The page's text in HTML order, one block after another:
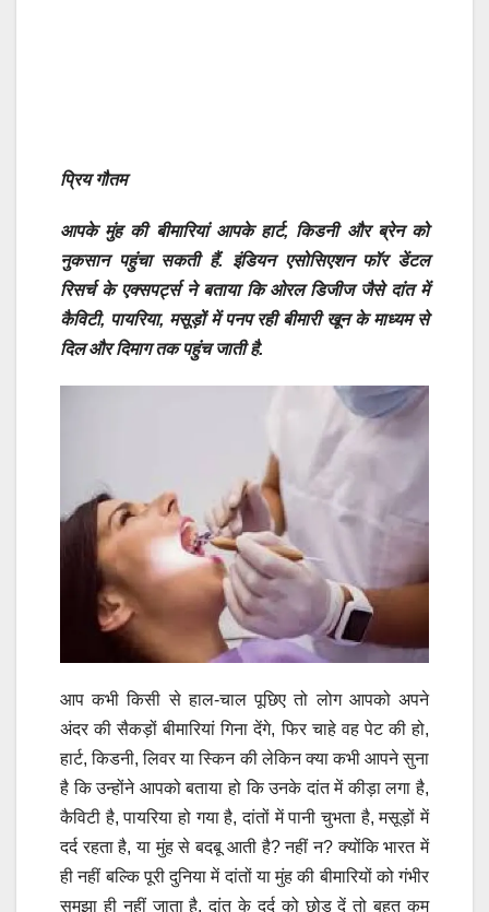
प्रिय गौतम
आपके मुंह की बीमार‍ियां आपके हार्ट, किडनी और ब्रेन को
नुकसान पहुंचा सकती हैं. इंडियन एसोसि‍एशन फॉर डेंटल
रिसर्च के एक्‍सपर्ट्स ने बताया क‍ि ओरल ड‍िजीज जैसे दांत में
कै‍व‍िटी, पायर‍िया, मसूड़ों में पनप रही बीमार‍ी खून के माध्‍यम से
द‍िल और द‍िमाग तक पहुंच जाती है.
आप कभी किसी से हाल-चाल पूछिए तो लोग आपको अपने
अंदर की सैकड़ों बीमारियां गिना देंगे, फिर चाहे वह पेट की हो,
हार्ट, किडनी, लिवर या स्किन की लेकिन क्या कभी आपने सुना
है कि उन्होंने आपको बताया हो कि उनके दांत में कीड़ा लगा है,
कैविटी है, पायरिया हो गया है, दांतों में पानी चुभता है, मसूड़ों में
दर्द रहता है, या मुंह से बदबू आती है? नहीं न? क्योंकि भारत में
ही नहीं बल्कि पूरी दुनिया में दांतों या मुंह की बीमारियों को गंभीर
समझा ही नहीं जाता है. दांत के दर्द को छोड़ दें तो बहुत कम